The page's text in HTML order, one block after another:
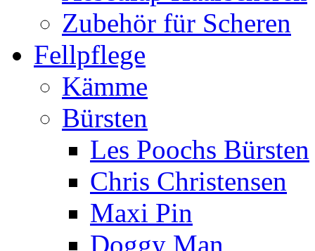
Zubehör für Scheren
Fellpflege
Kämme
Bürsten
Les Poochs Bürsten
Chris Christensen
Maxi Pin
Doggy Man